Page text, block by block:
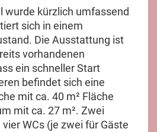
wurde kürzlich umfassend
sich in einem
Die Ausstattung ist
vorhandenen
ein schneller Start
befindet sich eine
mit ca. 40 m² Fläche
mit ca. 27 m². Zwei
WCs (je zwei für Gäste